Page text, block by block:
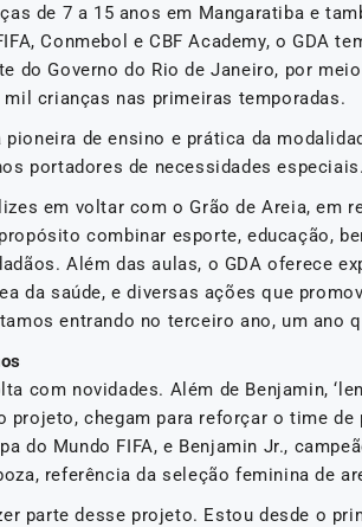
de 7 a 15 anos em Mangaratiba e
Conmebol e CBF Academy, o GDA
do Governo do Rio de Janeiro, por
mil crianças nas primeiras temporadas.
de ensino e prática da
portadores de necessidades
em voltar com o Grão de Areia, em
combinar esporte, educação,
Além das aulas, o GDA oferece
da saúde, e diversas ações que
entrando no terceiro ano, um ano
com novidades. Além de Benjamin,
projeto, chegam para reforçar o time de
do Mundo FIFA, e Benjamin Jr.,
referência da seleção feminina de
parte desse projeto. Estou desde o